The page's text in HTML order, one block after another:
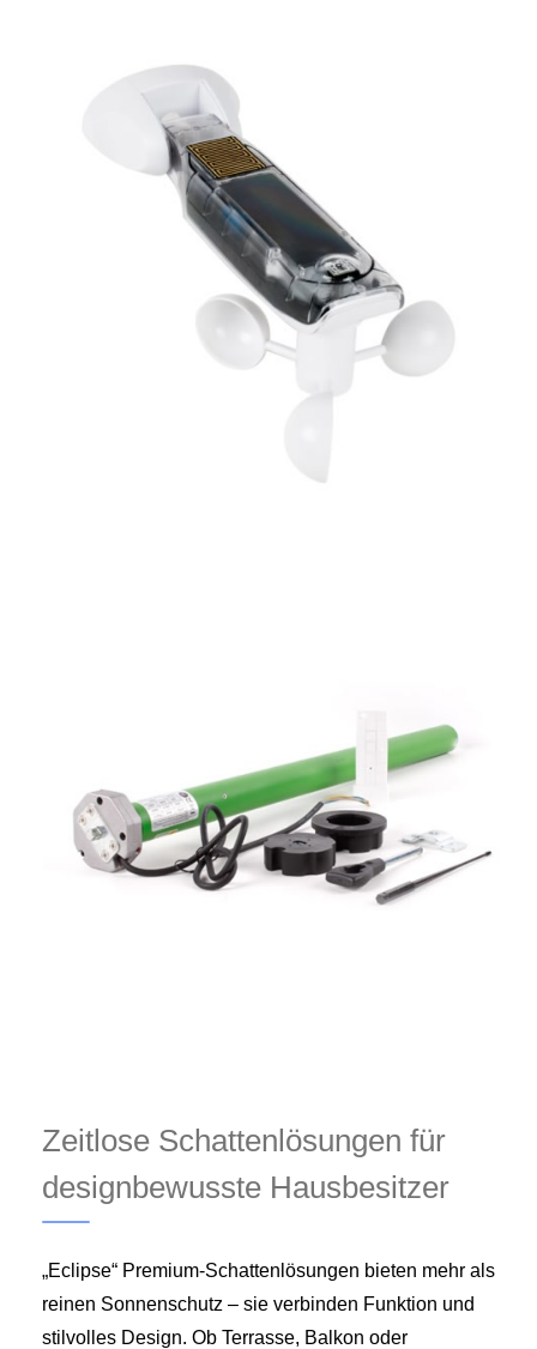
Zeitlose Schattenlösungen für
designbewusste Hausbesitzer
„Eclipse“ Premium-Schattenlösungen bieten mehr als
reinen Sonnenschutz – sie verbinden Funktion und
stilvolles Design. Ob Terrasse, Balkon oder